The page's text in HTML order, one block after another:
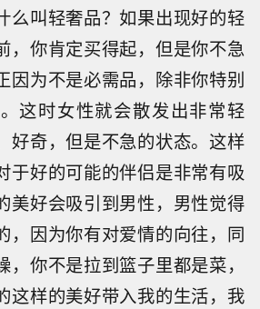
么叫轻奢品？如果出现好的轻
，你肯定买得起，但是你不急
因为不是必需品，除非你特别
这时女性就会散发出非常轻
好奇，但是不急的状态。这样
于好的可能的伴侣是非常有吸
美好会吸引到男性，男性觉得
，因为你有对爱情的向往，同
，你不是拉到篮子里都是菜，
这样的美好带入我的生活，我